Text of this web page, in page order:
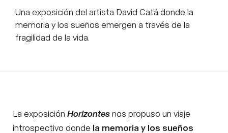
Una exposición del artista David Catá donde la
memoria y los sueños emergen a través de la
fragilidad de la vida.
La exposición Horizontesnos propuso un viaje
introspectivo donde la memoria y los sueños